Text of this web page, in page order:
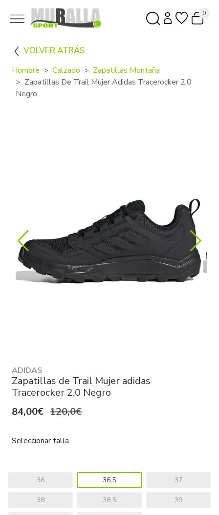
0
VOLVER ATRÁS
Hombre Calzado
Zapatillas Montaña
Zapatillas De Trail Mujer Adidas Tracerocker 2.0
Negro
ADIDAS
Zapatillas de Trail Mujer adidas
Tracerocker 2.0 Negro
84,00€ 120,0€
Seleccionar talla
36 36,5 37
38 38,5 39